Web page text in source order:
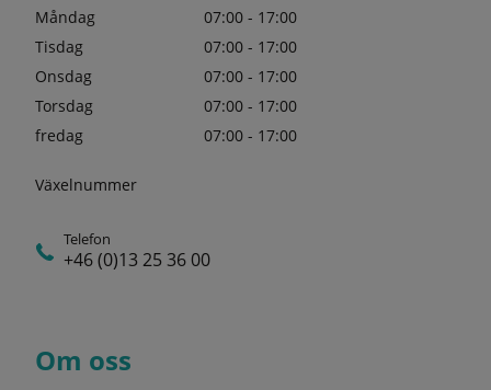
Måndag
07:00 - 17:00
Tisdag
07:00 - 17:00
Onsdag
07:00 - 17:00
Torsdag
07:00 - 17:00
fredag
07:00 - 17:00
Växelnummer
Telefon
+46 (0)13 25 36 00
Om oss